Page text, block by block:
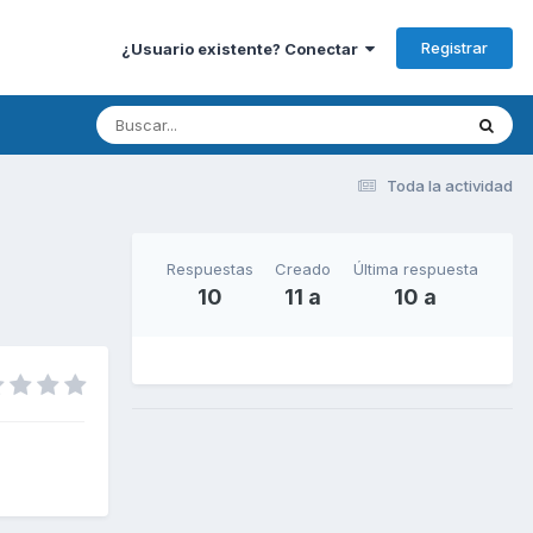
¿Usuario existente? Conectar Registrar
Toda la actividad
Respuestas
10
Creado
11 a
Última respuesta
10 a